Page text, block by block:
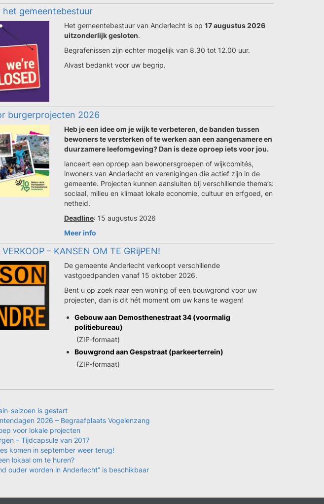
het gemeentebestuur
Het gemeentebestuur van Anderlecht is op 17 augustus 2026
uitzonderlijk gesloten.
Begrafenissen zijn echter mogelijk van 8.30 tot 12.00 uur.
Alvast bedankt voor uw begrip.
burgerprojecten 2026
Heb je een idee om je wijk te verbeteren, de banden tussen
bewoners te versterken of te werken aan een aangenamere en
duurzamere leefomgeving? Dan is deze oproep iets voor jou.
lanceert een oproep aan bewonersgroepen of wijkcomités,
inwoners van Anderlecht en verenigingen die actief zijn in de
gemeente. Projecten kunnen aansluiten bij verschillende thema’s:
sociaal, milieu en klimaat lokale economie, cultuur en erfgoed, en
netheid.
Deadline: 15 augustus 2026
Meer info
VERKOOP – KANSEN OM TE GRijPEN!
De gemeente Anderlecht verkoopt verschillende
vastgoedpanden vanaf 15 oktober 2026.
Bent u op zoek naar een woning of een bouwgrond voor uw
projecten, dan is dit hét moment om uw kans te wagen!
Gebouw aan Demosthenestraat 34 (voormalig
politiebureau)
(ZIP-formaat)
Bouwgrond aan Gespstraat (parkeerterrein)
(ZIP-formaat)
seizoen is gestart
2026 – Begraafplaats Vogelenzang
voor lokale projecten
– Tijdcapsule van 2017
komen in september weer terug!
lokaal om te huren?
ouder worden in Anderlecht” is beschikbaar